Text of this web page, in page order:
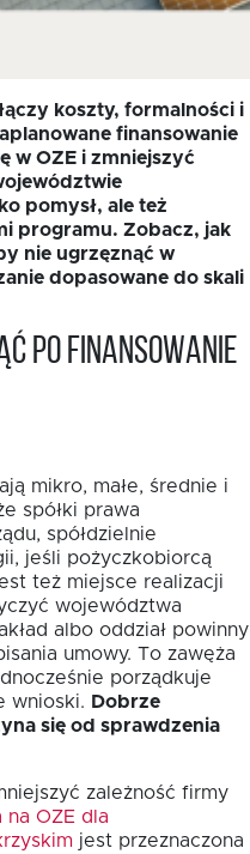
koszty, formalności i
finansowanie
w OZE i zmniejszyć
pomysł, ale też
programu. Zobacz, jak
nie ugrzęznąć w
dopasowane do skali
po finansowanie
mikro, małe, średnie i
spółki prawa
spółdzielnie
jeśli pożyczkobiorcą
też miejsce realizacji
województwa
albo oddział powinny
umowy. To zawęża
porządkuje
wnioski. Dobrze
się od sprawdzenia
zależność firmy
na OZE dla
jest przeznaczona